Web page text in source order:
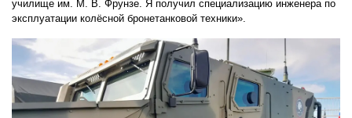
училище им. М. В. Фрунзе. Я получил специализацию инженера по
эксплуатации колёсной бронетанковой техники».